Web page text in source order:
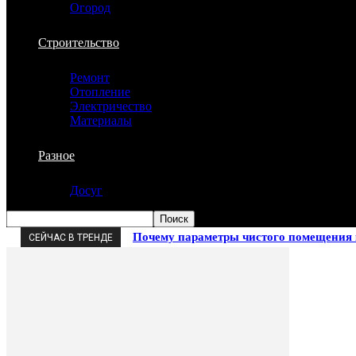
Огород
Строительство
Ремонт
Отопление
Электричество
Материалы
Разное
Досуг
СЕЙЧАС В ТРЕНДЕ Почему параметры чистого помещения